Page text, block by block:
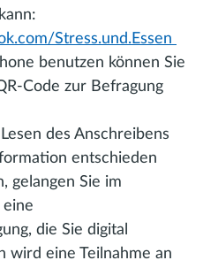
Stress.und.Essen
benutzen können Sie
Code zur Befragung
des Anschreibens
entschieden
gelangen Sie im
die Sie digital
wird eine Teilnahme an